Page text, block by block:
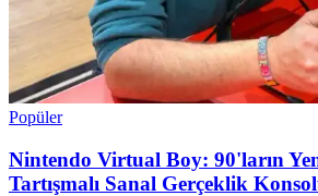
Popüler
Nintendo Virtual Boy: 90'ların
Tartışmalı Sanal Gerçeklik